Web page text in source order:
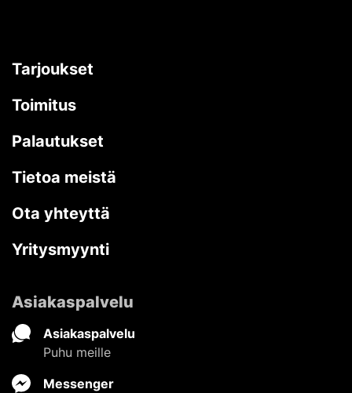
Tarjoukset
Toimitus
Palautukset
Tietoa meistä
Ota yhteyttä
Yritysmyynti
Asiakaspalvelu
Asiakaspalvelu
Puhu meille
Messenger